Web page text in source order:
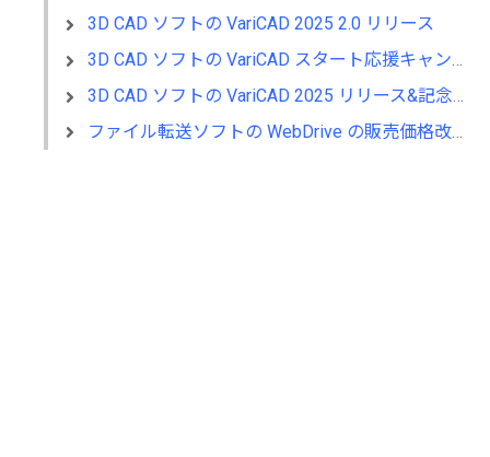
3D CAD ソフトの VariCAD 2025 2.0 リリース
3D CAD ソフトの VariCAD スタート応援キャンペーン～SALE～
3D CAD ソフトの VariCAD 2025 リリース&記念セール同時開催
ファイル転送ソフトの WebDrive の販売価格改定のお知らせ